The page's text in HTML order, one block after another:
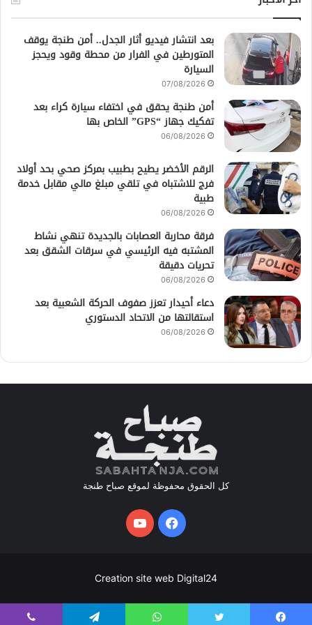
بعد انتشار فيديو أثار الجدل.. أمن طنجة يوقف
المتورطين في الفرار من محطة وقود ويحجز
السيارة
07/08/2026
أمن طنجة يحقق في اختفاء سيارة كراء بعد
تفكيك جهاز “GPS” الخاص بها
06/08/2026
الرقم الأخضر يطيح بطبيب بمركز صحي بحد أولاد
فرج للاشتباه في تلقي مبلغ مالي مقابل خدمة
طبية
06/08/2026
فرقة محاربة العصابات بالجديدة تنهي نشاط
المشتبه فيه الرئيسي في سرقات الشقق بعد
تحريات دقيقة
06/08/2026
دعاء أحيدار تعزز صفوف الحركة الشعبية بعد
استقالتها من الاتحاد الدستوري
06/08/2026
كل الحقوق محفوظة لموقع صباح طنجة
فيسبوكيوتيوب
Creation site web Digital24